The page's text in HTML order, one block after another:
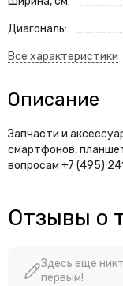
Диагональ:
Описание
Запчасти и
смартфонов,
вопросам +7 (495)
Отзывы о
Здесь еще
первым!